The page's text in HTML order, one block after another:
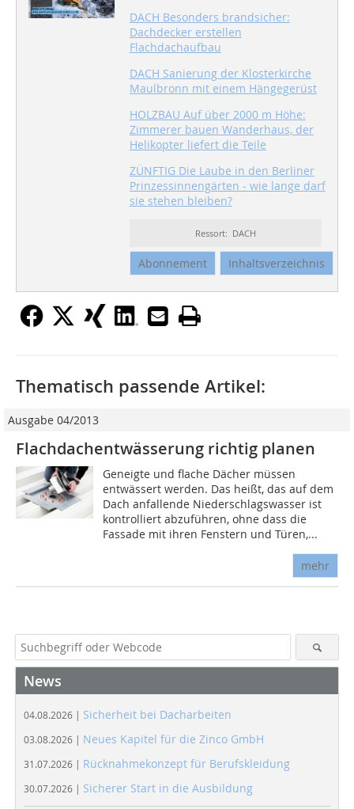
DACH Besonders brandsicher:
Dachdecker erstellen
Flachdachaufbau
DACH Sanierung der Klosterkirche
Maulbronn mit einem Hängegerüst
HOLZBAU Auf über 2000 m Höhe:
Zimmerer bauen Wanderhaus, der
Helikopter liefert die Teile
ZÜNFTIG Die Laube in den Berliner
Prinzessinnengärten - wie lange darf
sie stehen bleiben?
Ressort: DACH
Abonnement Inhaltsverzeichnis
Thematisch passende Artikel:
Ausgabe 04/2013
Flachdachentwässerung richtig planen
Geneigte und flache Dächer müssen
entwässert werden. Das heißt, das auf dem
Dach anfallende Niederschlagswasser ist
kontrolliert abzuführen, ohne dass die
Fassade mit ihren Fenstern und Türen,...
mehr
News
04.08.2026 | Sicherheit bei Dacharbeiten
03.08.2026 | Neues Kapitel für die Zinco GmbH
31.07.2026 | Rücknahmekonzept für Berufskleidung
30.07.2026 | Sicherer Start in die Ausbildung